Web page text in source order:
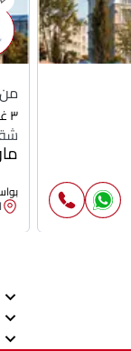
من
٣ غرفة نوم